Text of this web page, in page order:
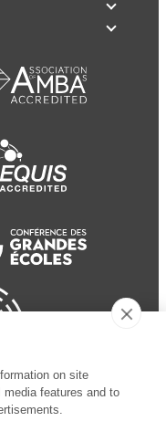
on site
features and to